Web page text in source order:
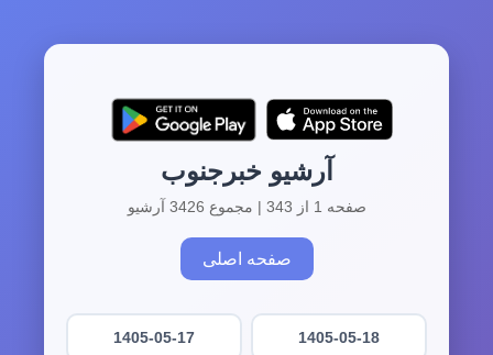
آرشیو خبرجنوب
صفحه 1 از 343 | مجموع 3426 آرشیو
صفحه اصلی
1405-05-18
1405-05-17